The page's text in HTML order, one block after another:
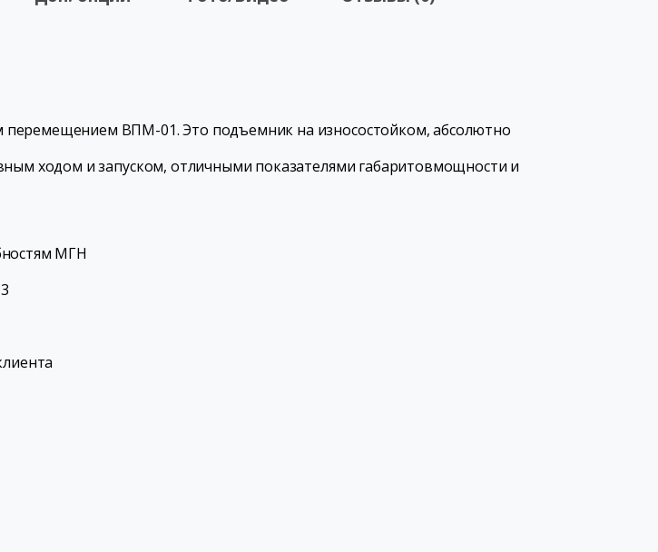
перемещением ВПМ-01. Это подъемник на износостойком, абсолютно
ходом и запуском, отличными показателями габаритовмощности и
МГН